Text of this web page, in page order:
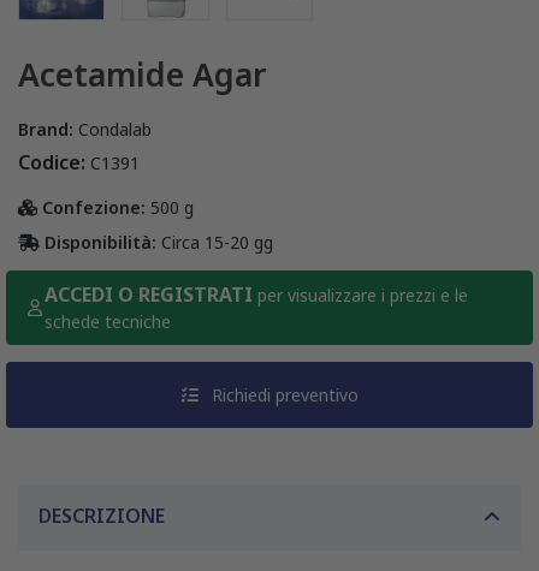
Acetamide Agar
Brand: Condalab
Codice: C1391
Confezione: 500 g
Disponibilità: Circa 15-20 gg
ACCEDI O REGISTRATI per visualizzare i prezzi e le
schede tecniche
Richiedi preventivo
DESCRIZIONE